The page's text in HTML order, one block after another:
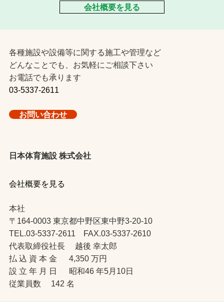
会社概要を見る
各種施設や設備等に関する施工や管理など
どんなことでも、お気軽にご相談下さい
お電話でも承ります
03-5337-2611
お問い合わせ
日本体育施設 株式会社
会社概要を見る
本社
〒164-0003 東京都中野区東中野3-20-10
TEL.03-5337-2611 FAX.03-5337-2610
代表取締役社長 越後 幸太郎
払 込 資 本 金 4,350 万円
設 立 年 月 日 昭和46 年5月10日
従業員数 142 名